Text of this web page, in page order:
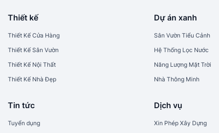
Thiết kế
Thiết Kế Cửa Hàng
Thiết Kế Sân Vườn
Thiết Kế Nội Thất
Thiết Kế Nhà Đẹp
Dự án xanh
Sân Vườn Tiểu Cảnh
Hệ Thống Lọc Nước
Năng Lượng Mặt Trời
Nhà Thông Minh
Tin tức
Tuyển dụng
Dịch vụ
Xin Phép Xây Dựng